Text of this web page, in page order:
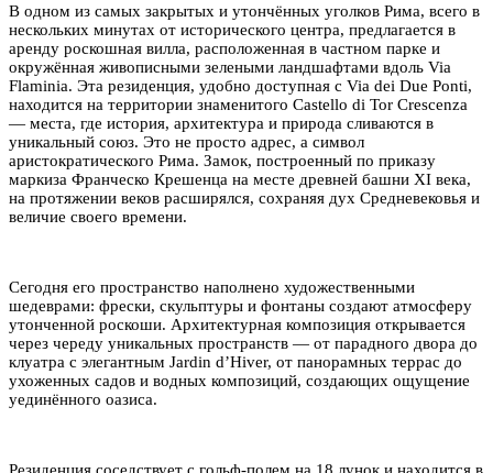
В одном из самых закрытых и утончённых уголков Рима, всего в
нескольких минутах от исторического центра, предлагается в
аренду роскошная вилла, расположенная в частном парке и
окружённая живописными зелеными ландшафтами вдоль Via
Flaminia. Эта резиденция, удобно доступная с Via dei Due Ponti,
находится на территории знаменитого Castello di Tor Crescenza
— места, где история, архитектура и природа сливаются в
уникальный союз. Это не просто адрес, а символ
аристократического Рима. Замок, построенный по приказу
маркиза Франческо Крешенца на месте древней башни XI века,
на протяжении веков расширялся, сохраняя дух Средневековья и
величие своего времени.
Сегодня его пространство наполнено художественными
шедеврами: фрески, скульптуры и фонтаны создают атмосферу
утонченной роскоши. Архитектурная композиция открывается
через череду уникальных пространств — от парадного двора до
клуатра с элегантным Jardin d’Hiver, от панорамных террас до
ухоженных садов и водных композиций, создающих ощущение
уединённого оазиса.